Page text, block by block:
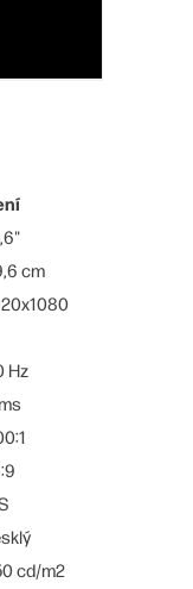
cm
Hz
cd/m2